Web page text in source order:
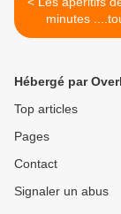
minutes
histoire !!
#tomates
Hébergé par
Top articles
Pages
Contact
Signaler un abus